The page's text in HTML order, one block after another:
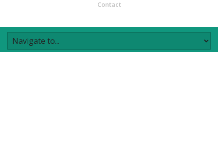
Contact